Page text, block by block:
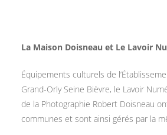
La Maison Doisneau et Le Lavoir
Équipements culturels de
Grand-Orly Seine Bièvre, le Lavoir
de la Photographie Robert Doisneau
communes et sont ainsi gérés par la